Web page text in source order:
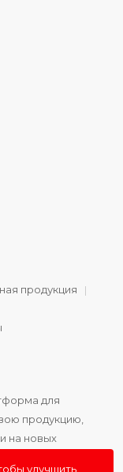
продукция
для
продукцию,
на новых
улучшить